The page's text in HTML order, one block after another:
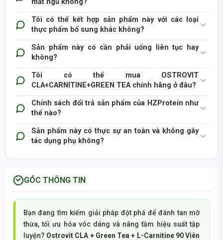
Tôi có thể kết hợp sản phẩm này với các loại
thực phẩm bổ sung khác không?
Sản phẩm này có cần phải uống liên tục hay
không?
Tôi có thể mua OSTROVIT
CLA+CARNITINE+GREEN TEA chính hãng ở đâu?
Chính sách đổi trả sản phẩm của HZProtein như
thế nào?
Sản phẩm này có thực sự an toàn và không gây
tác dụng phụ không?
GÓC THÔNG TIN
Bạn đang tìm kiếm giải pháp đột phá để đánh tan mỡ
thừa, tối ưu hóa vóc dáng và nâng tầm hiệu suất tập
luyện? Ostrovit CLA + Green Tea + L-Carnitine 90 Viên